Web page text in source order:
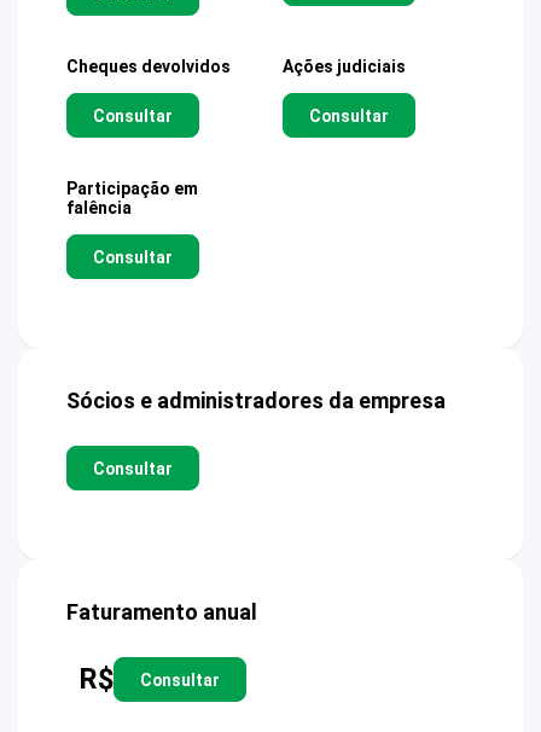
Cheques devolvidos
Consultar
Ações judiciais
Consultar
Participação em
falência
Consultar
Sócios e administradores da empresa
Consultar
Faturamento anual
R$ Consultar